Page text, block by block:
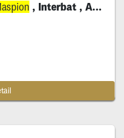
, Interbat , Avian